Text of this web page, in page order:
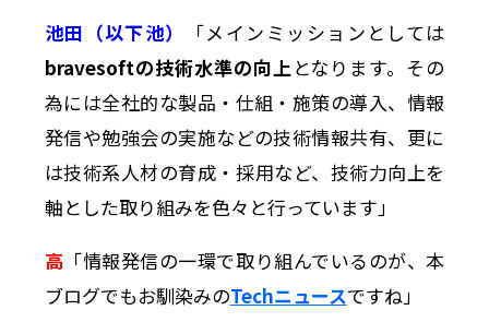
池田（以下池）
「メインミッションとしては
bravesoftの技術水準の向上となります。その
為には全社的な製品・仕組・施策の導入、情報
発信や勉強会の実施などの技術情報共有、更に
は技術系人材の育成・採用など、技術力向上を
軸とした取り組みを色々と行っています」
高 「情報発信の一環で取り組んでいるのが、本
ブログでもお馴染みのTechニュースですね」